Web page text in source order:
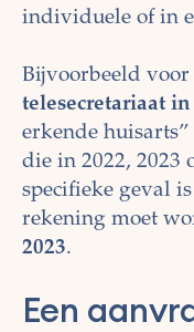
individuele of in
Bijvoorbeeld voor
telesecretariaat in
erkende
die in 2022, 2023
specifieke geval
rekening moet
2023.
Een